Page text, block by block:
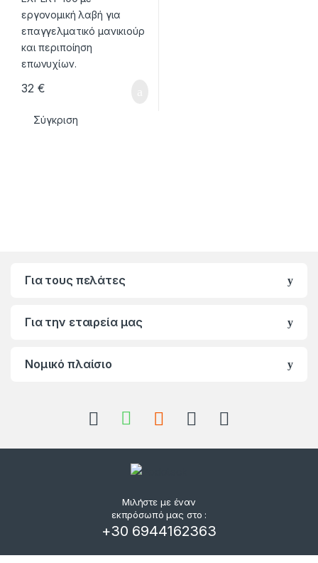
32 €
Σύγκριση
Για τους πελάτες
Για την εταιρεία μας
Νομικό πλαίσιο
Μιλήστε με έναν
εκπρόσωπό μας στο :
+30 6944162363